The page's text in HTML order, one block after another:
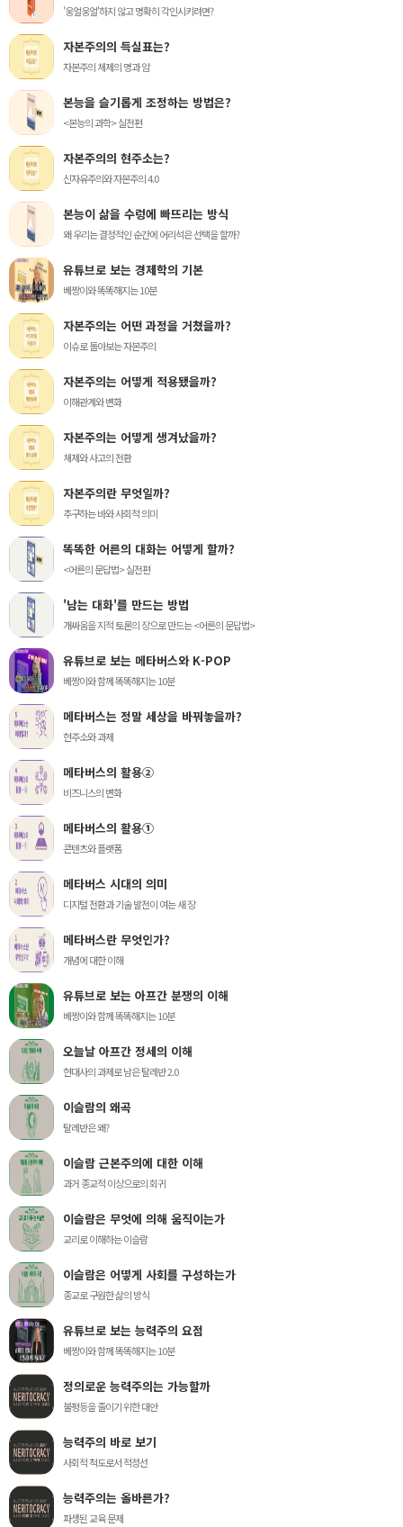
'웅얼웅얼'하지 않고 명확히 각인시키려면?
자본주의의 득실표는?
자본주의 체제의 명과 암
본능을 슬기롭게 조정하는 방법은?
<본능의 과학> 실전편
자본주의의 현주소는?
신자유주의와 자본주의 4.0
본능이 삶을 수렁에 빠뜨리는 방식
왜 우리는 결정적인 순간에 어리석은 선택을 할까?
유튜브로 보는 경제학의 기본
베짱이와 똑똑해지는 10분
자본주의는 어떤 과정을 거쳤을까?
이슈로 돌아보는 자본주의
자본주의는 어떻게 적용됐을까?
이해관계와 변화
자본주의는 어떻게 생겨났을까?
체제와 사고의 전환
자본주의란 무엇일까?
추구하는 바와 사회적 의미
똑똑한 어른의 대화는 어떻게 할까?
<어른의 문답법> 실전편
'남는 대화'를 만드는 방법
개싸움을 지적 토론의 장으로 만드는 <어른의 문답법>
유튜브로 보는 메타버스와 K-POP
베짱이와 함께 똑똑해지는 10분
메타버스는 정말 세상을 바꿔놓을까?
현주소와 과제
메타버스의 활용②
비즈니스의 변화
메타버스의 활용①
콘텐츠와 플랫폼
메타버스 시대의 의미
디지털 전환과 기술 발전이 여는 새 장
메타버스란 무엇인가?
개념에 대한 이해
유튜브로 보는 아프간 분쟁의 이해
베짱이와 함께 똑똑해지는 10분
오늘날 아프간 정세의 이해
현대사의 과제로 남은 탈레반 2.0
이슬람의 왜곡
탈레반은 왜?
이슬람 근본주의에 대한 이해
과거 종교적 이상으로의 회귀
이슬람은 무엇에 의해 움직이는가
교리로 이해하는 이슬람
이슬람은 어떻게 사회를 구성하는가
종교로 구원한 삶의 방식
유튜브로 보는 능력주의 요점
베짱이와 함께 똑똑해지는 10분
정의로운 능력주의는 가능할까
불평등을 줄이기 위한 대안
능력주의 바로 보기
사회적 척도로서 적정선
능력주의는 올바른가?
파생된 교육 문제